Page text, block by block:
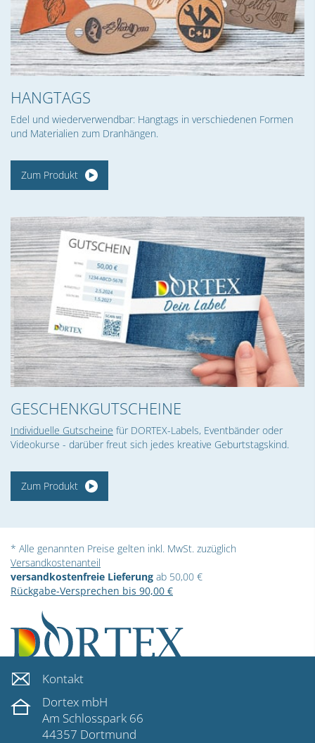
HANGTAGS
Edel und wiederverwendbar: Hangtags in verschiedenen Formen
und Materialien zum Dranhängen.
Zum Produkt
GESCHENK­GUTSCHEINE
Individuelle Gutscheine für DORTEX-Labels, Eventbänder oder
Videokurse - darüber freut sich jedes kreative Geburtstagskind.
Zum Produkt
* Alle genannten Preise gelten inkl. MwSt. zuzüglich
Versandkostenanteil
versandkostenfreie Lieferung ab 50,00 €
Rückgabe-Versprechen bis 90,00 €
Kontakt
Dortex mbH
Am Schlosspark 66
44357 Dortmund